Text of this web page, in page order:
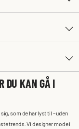
DU KAN GÅ I
som de har lyst til – uden
trends. Vi designer mode i